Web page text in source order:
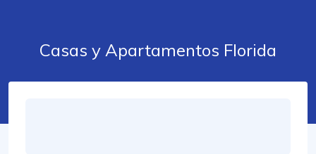
Casas y Apartamentos Florida